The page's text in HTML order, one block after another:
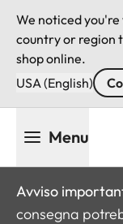
We noticed
country or region
shop online.
USA (English)
Menu
Avviso
consegna